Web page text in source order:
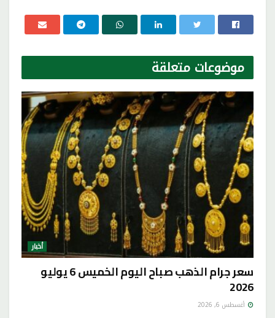
موضوعات متعلقة
أخبار
سعر جرام الذهب صباح اليوم الخميس 6 يوليو
2026
أغسطس 6, 2026